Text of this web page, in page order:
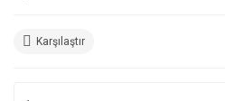
Karşılaştır